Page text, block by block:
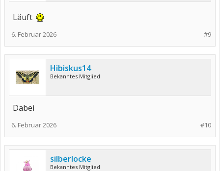
Läuft
#9
6. Februar 2026
Hibiskus14
Bekanntes Mitglied
Dabei
#10
6. Februar 2026
silberlocke
Bekanntes Mitglied